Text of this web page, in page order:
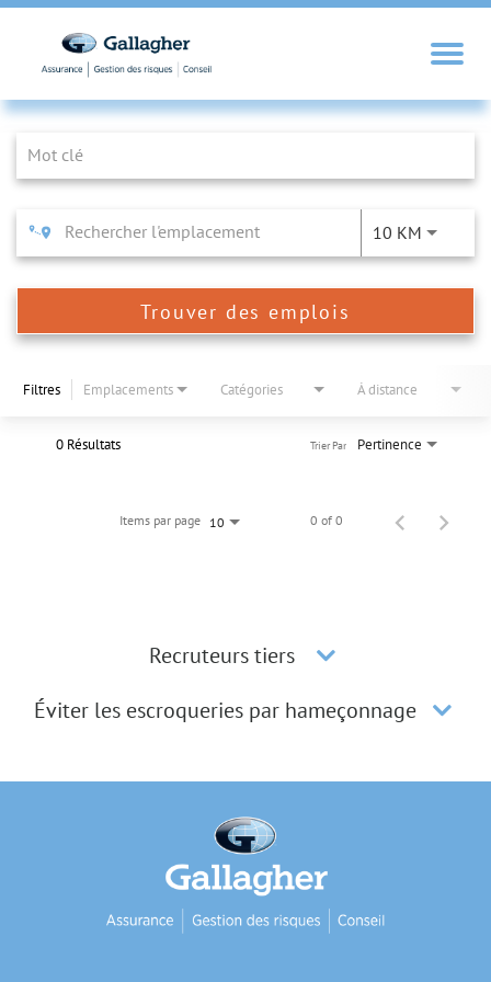
Job Search Page
10 KM
Trouver des emplois
Filtres Emplacements Catégories À distance
0 Résultats Pertinence
Trier Par
Items par page 10 0 of 0
Recruteurs tiers
Éviter les escroqueries par hameçonnage